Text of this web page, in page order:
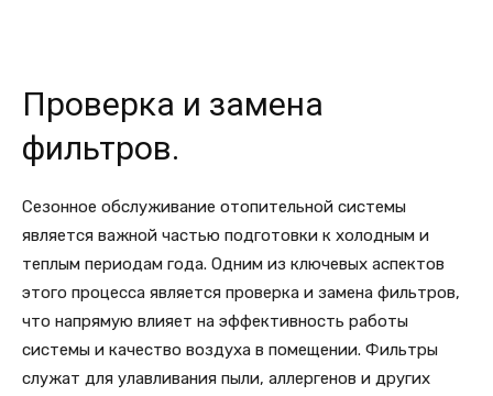
Проверка и замена
фильтров.
Сезонное обслуживание отопительной системы
является важной частью подготовки к холодным и
теплым периодам года. Одним из ключевых аспектов
этого процесса является проверка и замена фильтров,
что напрямую влияет на эффективность работы
системы и качество воздуха в помещении. Фильтры
служат для улавливания пыли, аллергенов и других